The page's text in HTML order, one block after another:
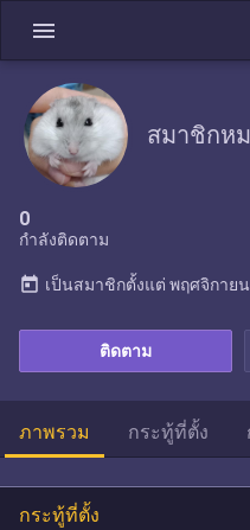
menu
สมาชิกห
0
กำลังติดตาม
ติดตาม
today เป็นสมาชิกตั้งแต่ พฤศจิกาย
ภาพรวม กระทู้ที่ตั้ง
กระทู้ที่ตั้ง